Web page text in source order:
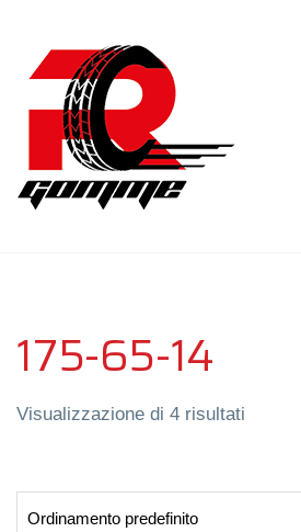
175-65-14
Visualizzazione di 4 risultati